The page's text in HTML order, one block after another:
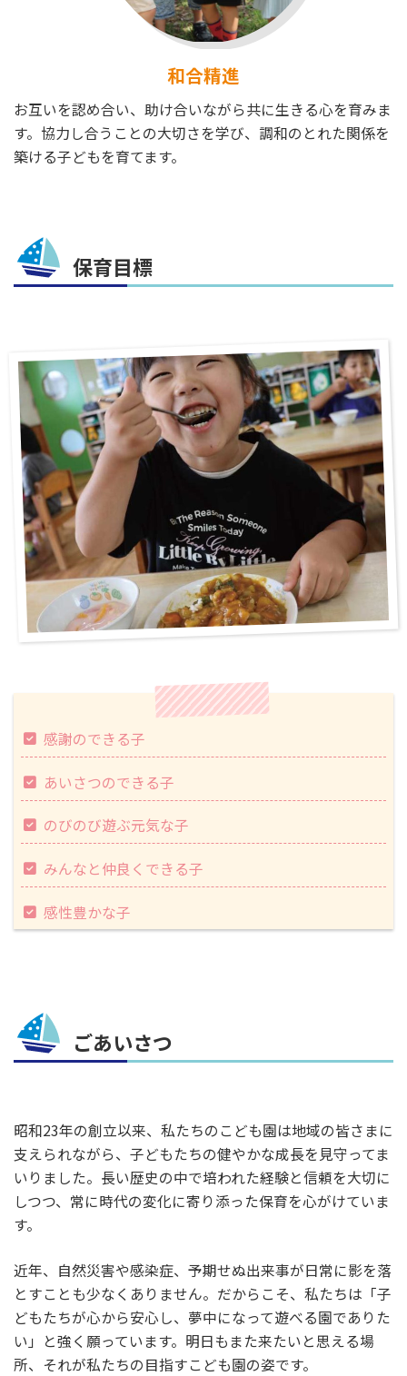
和合精進
お互いを認め合い、助け合いながら共に生きる心を育みま
す。協力し合うことの大切さを学び、調和のとれた関係を
築ける子どもを育てます。
保育目標
感謝のできる子
あいさつのできる子
のびのび遊ぶ元気な子
みんなと仲良くできる子
感性豊かな子
ごあいさつ
昭和23年の創立以来、私たちのこども園は地域の皆さまに
支えられながら、子どもたちの健やかな成長を見守ってま
いりました。長い歴史の中で培われた経験と信頼を大切に
しつつ、常に時代の変化に寄り添った保育を心がけていま
す。
近年、自然災害や感染症、予期せぬ出来事が日常に影を落
とすことも少なくありません。だからこそ、私たちは「子
どもたちが心から安心し、夢中になって遊べる園でありた
い」と強く願っています。明日もまた来たいと思える場
所、それが私たちの目指すこども園の姿です。